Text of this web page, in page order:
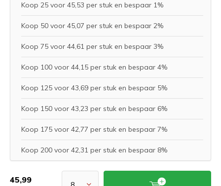
Koop 25 voor 45,53 per stuk en bespaar 1%
Koop 50 voor 45,07 per stuk en bespaar 2%
Koop 75 voor 44,61 per stuk en bespaar 3%
Koop 100 voor 44,15 per stuk en bespaar 4%
Koop 125 voor 43,69 per stuk en bespaar 5%
Koop 150 voor 43,23 per stuk en bespaar 6%
Koop 175 voor 42,77 per stuk en bespaar 7%
Koop 200 voor 42,31 per stuk en bespaar 8%
45,99